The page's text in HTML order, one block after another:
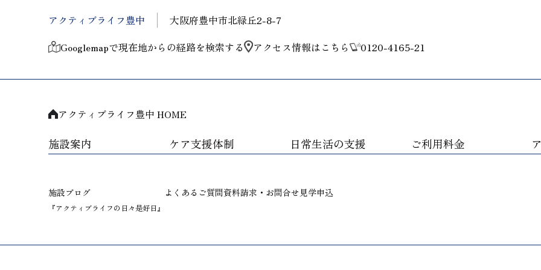
アクティブライフ豊中
大阪府豊中市北緑丘2-8-7
Googlemapで現在地からの経路を検索する
アクセス情報はこちら 0120-4165-21
アクティブライフ豊中 HOME
施設案内 ケア支援体制 日常生活の支援 ご利用料金
施設ブログ
『アクティブライフの日々是好日』
よくあるご質問資料請求・お問合せ見学申込